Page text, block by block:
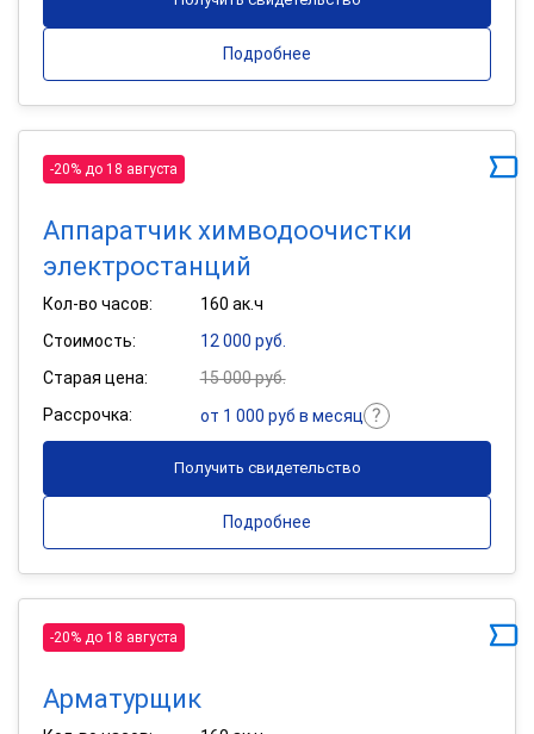
Подробнее
-20% до 18 августа
Аппаратчик химводоочистки
электростанций
Кол-во часов:
160 ак.ч
Стоимость:
12 000 руб.
Старая цена:
15 000 руб.
Рассрочка:
от 1 000 руб в месяц
Получить свидетельство
Подробнее
-20% до 18 августа
Арматурщик